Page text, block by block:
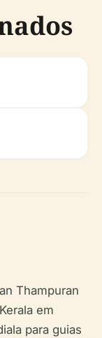
Thampuran
em
para guias